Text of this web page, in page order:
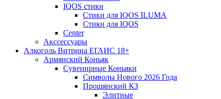
IQOS стики
Стики для IQOS ILUMA
Стики для IQOS
Сenter
Акссессуары
Алкоголь Витрина ЕГАИС 18+
Армянский Коньяк
Сувенирные Коньяки
Символы Нового 2026 Года
Прошянский КЗ
Элитные